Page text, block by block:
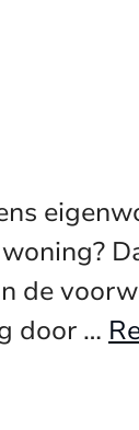
de
door …